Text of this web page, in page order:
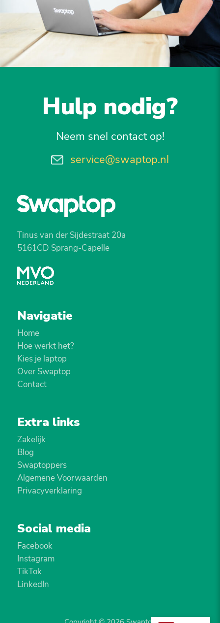
Hulp nodig?
Neem snel contact op!
service@swaptop.nl
Tinus van der Sijdestraat 20a
5161CD Sprang-Capelle
Navigatie
Home
Hoe werkt het?
Kies je laptop
Over Swaptop
Contact
Extra links
Zakelijk
Blog
Swaptoppers
Algemene Voorwaarden
Privacyverklaring
Social media
Facebook
Instagram
TikTok
LinkedIn